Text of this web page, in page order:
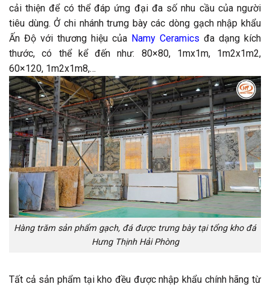
cải thiện để có thể đáp ứng đại đa số nhu cầu của người
tiêu dùng. Ở chi nhánh trưng bày các dòng gạch nhập khẩu
Ấn Độ với thương hiệu của Namy Ceramics đa dạng kích
thước, có thể kể đến như: 80×80, 1mx1m, 1m2x1m2,
60×120, 1m2x1m8,…
Hàng trăm sản phẩm gạch, đá được trưng bày tại tổng kho đá
Hưng Thịnh Hải Phòng
Tất cả sản phẩm tại kho đều được nhập khẩu chính hãng từ